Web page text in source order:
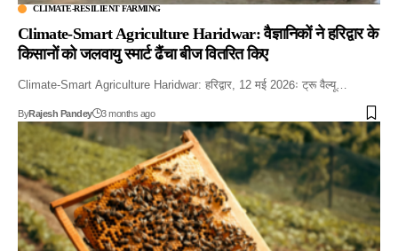
CLIMATE-RESILIENT FARMING
Climate-Smart Agriculture Haridwar: वैज्ञानिकों ने हरिद्वार के
किसानों को जलवायु स्मार्ट ढैंचा बीज वितरित किए
Climate-Smart Agriculture Haridwar: हरिद्वार, 12 मई 2026ः ट्रू वैल्यू…
ByRajesh Pandey 3 months ago